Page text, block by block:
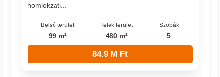
homlokzati...
Belső terület
99 m²
Telek terület
480 m²
Szobák
5
84.9 M Ft